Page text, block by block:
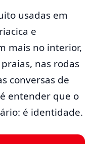
usadas em
e
mais no interior,
nas rodas
conversas de
entender que o
é identidade.